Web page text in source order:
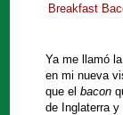
Breakfast
Ya me llamó
en mi nueva
que el bacon
de Inglaterra